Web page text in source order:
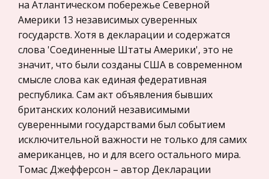
кредитные отношения
Политология, Политистория
Биржевое дело
Радиоэлектроника
Медицина
Пищевые продукты
Конституционное (государственное) право
зарубежных стран
Государственное регулирование, Таможня,
Туймазанефть » (г. Октябр
Светские и теократические государства:
правовой аспект государственно-церковных
отношений
Однако, небольшая, но влиятельная группа
заняла позицию жёсткого противостояния
развития партнёрства церкви и государства,
усилению места религии в жизни страны.
Столкнулись две модели, два идеала: с
Учет расчетов с подотчетными лицами
на Атлантическом побережье Северной
Америки 13 независимых суверенных
государств. Хотя в декларации и содержатся
слова 'Соединенные Штаты Америки', это не
значит, что были созданы США в современном
смысле слова как единая федеративная
республика. Сам акт объявления бывших
британских колоний независимыми
суверенными государствами был событием
исключительной важности не только для самих
американцев, но и для всего остального мира.
Томас Джефферсон – автор Декларации